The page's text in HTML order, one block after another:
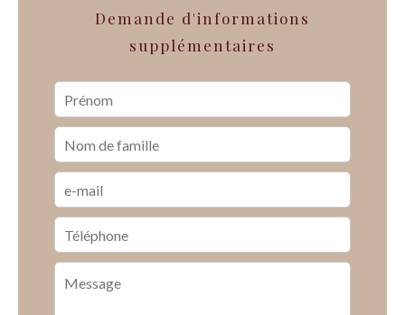
Demande d'informations
supplémentaires